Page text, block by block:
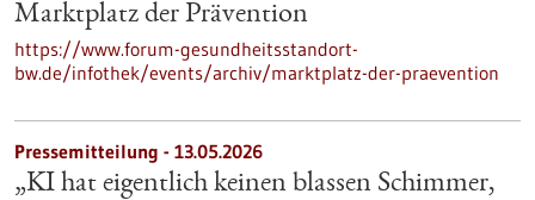
Marktplatz der Prävention
https://www.forum-gesundheitsstandort-
bw.de/infothek/events/archiv/marktplatz-der-praevention
Pressemitteilung - 13.05.2026
„KI hat eigentlich keinen blassen Schimmer,